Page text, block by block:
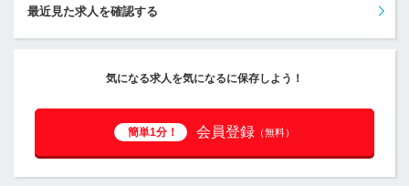
最近見た求人を確認する
気になる求人を気になるに保存しよう！
簡単1分！ 会員登録 （無料）